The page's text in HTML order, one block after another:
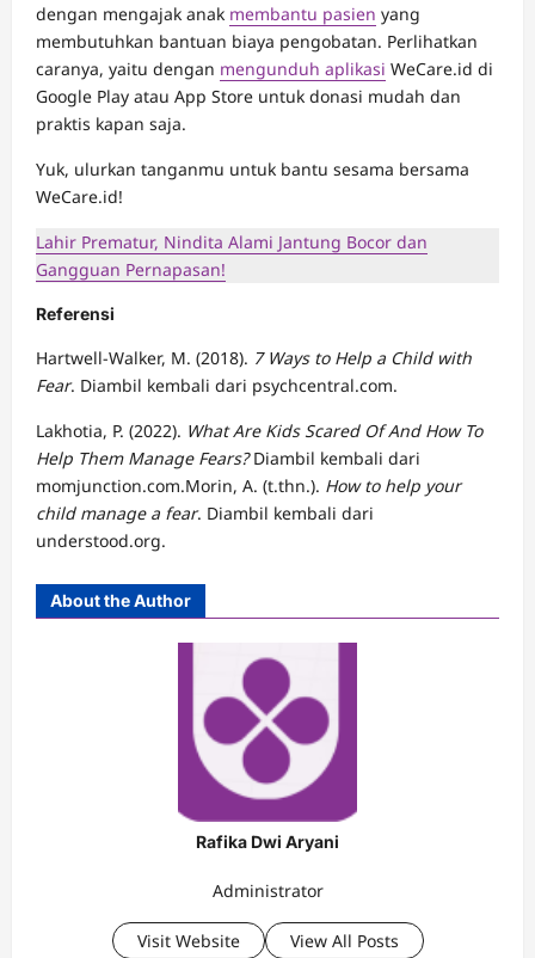
dengan mengajak anak membantu pasien yang
membutuhkan bantuan biaya pengobatan. Perlihatkan
caranya, yaitu dengan mengunduh aplikasi WeCare.id di
Google Play atau App Store untuk donasi mudah dan
praktis kapan saja.
Yuk, ulurkan tanganmu untuk bantu sesama bersama
WeCare.id!
Lahir Prematur, Nindita Alami Jantung Bocor dan
Gangguan Pernapasan!
Referensi
Hartwell-Walker, M. (2018). 7 Ways to Help a Child with
Fear. Diambil kembali dari psychcentral.com.
Lakhotia, P. (2022). What Are Kids Scared Of And How To
Help Them Manage Fears?Diambil kembali dari
momjunction.com.Morin, A. (t.thn.). How to help your
child manage a fear. Diambil kembali dari
understood.org.
About the Author
Rafika Dwi Aryani
Administrator
Visit Website View All Posts